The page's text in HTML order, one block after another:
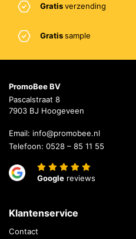
Gratisverzending
Gratissample
PromoBee BV
Pascalstraat 8
7903 BJ Hoogeveen
Email: info@promobee.nl
Telefoon: 0528 – 85 11 55
Google reviews
Klantenservice
Contact